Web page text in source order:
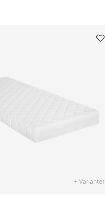
+ Varianter